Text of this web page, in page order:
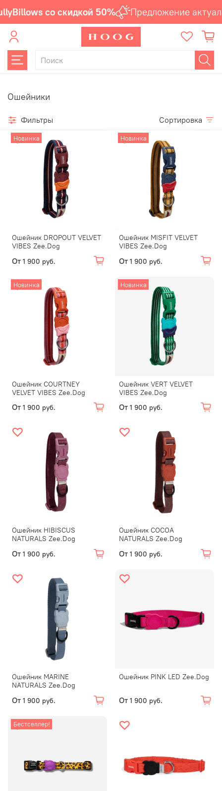
со скидкой 50% Предложение
Ошейники
Фильтры Сортировка
Новинка
Ошейник DROPOUT VELVET
VIBES Zee.Dog
От 1 900 руб.
Новинка
Ошейник MISFIT VELVET
VIBES Zee.Dog
От 1 900 руб.
Новинка
Ошейник COURTNEY
VELVET VIBES Zee.Dog
От 1 900 руб.
Новинка
Ошейник VERT VELVET
VIBES Zee.Dog
От 1 900 руб.
Ошейник HIBISCUS
NATURALS Zee.Dog
От 1 900 руб.
Ошейник COCOA
NATURALS Zee.Dog
От 1 900 руб.
Ошейник MARINE
NATURALS Zee.Dog
От 1 900 руб.
Ошейник PINK LED Zee.Dog
От 1 900 руб.
Бестселлер!